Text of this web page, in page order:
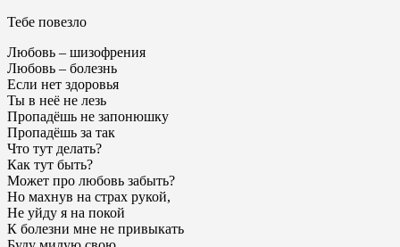
Тебе повезло
Любовь – шизофрения
Любовь – болезнь
Если нет здоровья
Ты в неё не лезь
Пропадёшь не запонюшку
Пропадёшь за так
Что тут делать?
Как тут быть?
Может про любовь забыть?
Но махнув на страх рукой,
Не уйду я на покой
К болезни мне не привыкать